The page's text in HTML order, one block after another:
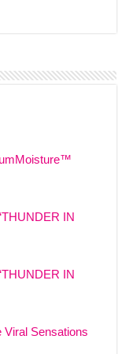
IN
IN
Viral Sensations